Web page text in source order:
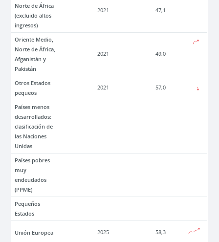
Norte de África
(excluido altos
ingresos)
2021 47,1
Oriente Medio,
Norte de África,
Afganistán y
Pakistán
2021 49,0
Otros Estados
pequeos
2021 57,0
Países menos
desarrollados:
clasificación de
las Naciones
Unidas
Países pobres
muy
endeudados
(PPME)
Pequeños
Estados
Unión Europea 2025 58,3